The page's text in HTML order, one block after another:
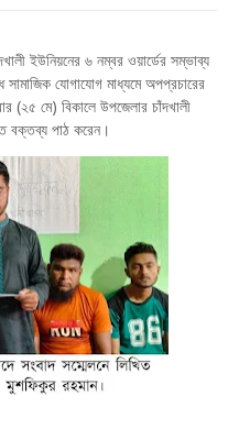
ইউনিয়নের ৬ নম্বর ওয়ার্ডের সম্ভাব্য
সামাজিক যোগাযোগ মাধ্যমে অপপ্রচারের
(২৫ মে) বিকালে উপজেলার চাঁদখালী
বক্তব্য পাঠ করেন।